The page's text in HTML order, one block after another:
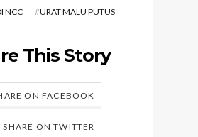
NCC #URAT MALU PUTUS
This Story
ON FACEBOOK
SHARE ON TWITTER